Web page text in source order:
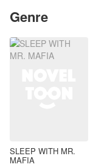
Genre
SLEEP WITH MR.
MAFIA